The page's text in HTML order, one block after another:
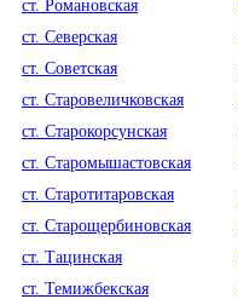
ст. Романовская
ст. Северская
ст. Советская
ст. Старовеличковская
ст. Старокорсунская
ст. Старомышастовская
ст. Старотитаровская
ст. Старощербиновская
ст. Тацинская
ст. Темижбекская